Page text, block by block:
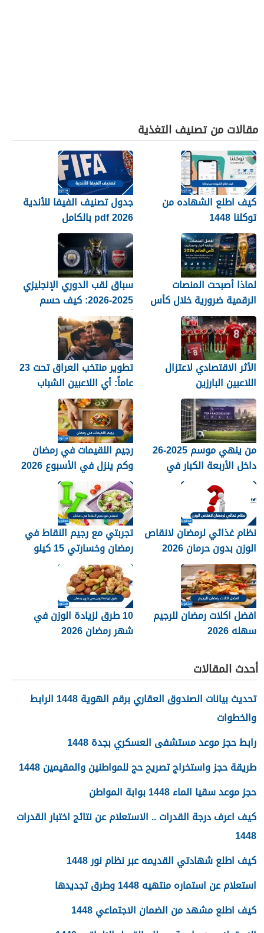
مقالات من تصنيف التغذية
كيف اطلع الشهاده من
توكلنا 1448
جدول تصنيف الفيفا للأندية
2026 pdf بالكامل
لماذا أصبحت المنصات
الرقمية ضرورية خلال كأس
العالم؟
سباق لقب الدوري الإنجليزي
2025-2026: كيف حسم
أرسنال اللقب في النهاية؟
الأثر الاقتصادي لاعتزال
اللاعبين البارزين
تطوير منتخب العراق تحت 23
عاماً: أي اللاعبين الشباب
جاهزون للاختراق الدولي؟
من ينهي موسم 2025-26
داخل الأربعة الكبار في
الدوري الإنجليزي؟
رجيم اللقيمات في رمضان
وكم ينزل في الأسبوع 2026
نظام غذائي لرمضان لانقاص
الوزن بدون حرمان 2026
تجربتي مع رجيم النقاط في
رمضان وخسارتي 15 كيلو
2026
افضل اكلات رمضان للرجيم
سهله 2026
10 طرق لزيادة الوزن في
شهر رمضان 2026
أحدث المقالات
تحديث بيانات الصندوق العقاري برقم الهوية 1448 الرابط
والخطوات
رابط حجز موعد مستشفى العسكري بجدة 1448
طريقة حجز واستخراج تصريح حج للمواطنين والمقيمين 1448
حجز موعد سقيا الماء 1448 بوابة المواطن
كيف اعرف درجة القدرات .. الاستعلام عن نتائج اختبار القدرات
1448
كيف اطلع شهادتي القديمه عبر نظام نور 1448
استعلام عن استماره منتهيه 1448 وطرق تجديدها
كيف اطلع مشهد من الضمان الاجتماعي 1448